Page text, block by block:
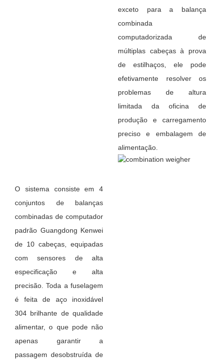
exceto para a balança
combinada
computadorizada de
múltiplas cabeças à prova
de estilhaços, ele pode
efetivamente resolver os
problemas de altura
limitada da oficina de
produção e carregamento
preciso e embalagem de
alimentação.
O sistema consiste em 4
conjuntos de balanças
combinadas de computador
padrão Guangdong Kenwei
de 10 cabeças, equipadas
com sensores de alta
especificação e alta
precisão. Toda a fuselagem
é feita de aço inoxidável
304 brilhante de qualidade
alimentar, o que pode não
apenas garantir a
passagem desobstruída de